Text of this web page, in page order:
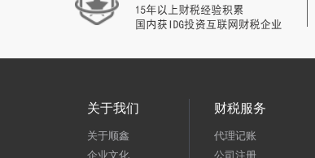
关于我们
关于顺鑫
企业文化
财税服务
代理记账
公司注册